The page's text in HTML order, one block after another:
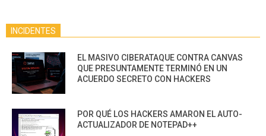
INCIDENTES
EL MASIVO CIBERATAQUE CONTRA CANVAS
QUE PRESUNTAMENTE TERMINÓ EN UN
ACUERDO SECRETO CON HACKERS
POR QUÉ LOS HACKERS AMARON EL AUTO-
ACTUALIZADOR DE NOTEPAD++